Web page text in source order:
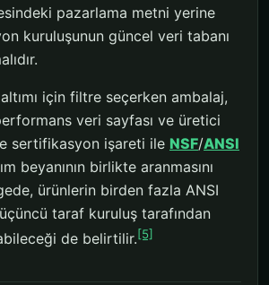
pazarlama metni yerine
kuruluşunun güncel veri tabanı
için filtre seçerken ambalaj,
veri sayfası ve üretici
sertifikasyon işareti ile NSF/ANSI
beyanının birlikte aranmasını
ürünlerin birden fazla ANSI
taraf kuruluş tarafından
de belirtilir.[5]